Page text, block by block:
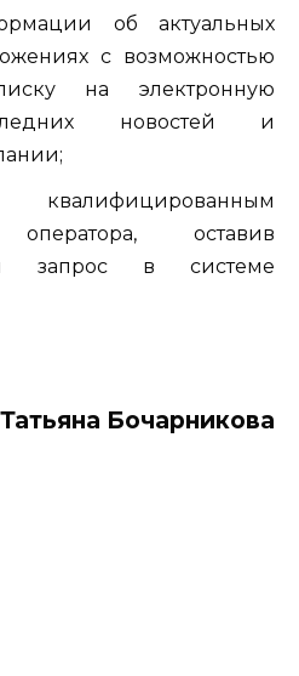
об актуальных
с возможностью
на электронную
новостей и
оператора, оставив
запрос в системе
Тать­яна Бо­чар­ни­кова